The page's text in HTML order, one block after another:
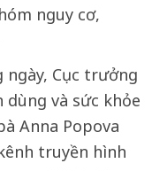
nguy cơ,
Cục trưởng
dùng và sức khỏe
Anna Popova
truyền hình